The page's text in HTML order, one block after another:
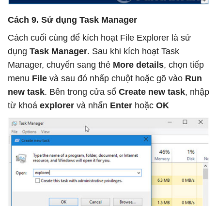
Cách 9. Sử dụng Task Manager
Cách cuối cùng để kích hoạt File Explorer là sử
dụng Task Manager. Sau khi kích hoạt Task
Manager, chuyển sang thẻ More details, chọn tiếp
menu File và sau đó nhấp chuột hoặc gõ vào Run
new task. Bên trong cửa sổ Create new task, nhập
từ khoá explorer và nhấn Enter hoặc OK